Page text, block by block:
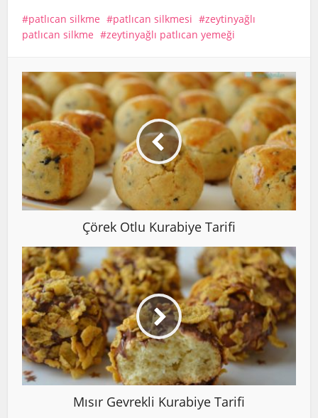
patlıcan silkme patlıcan silkmesi
zeytinyağlı
patlıcan silkme
zeytinyağlı patlıcan yemeği
Çörek Otlu Kurabiye Tarifi
Mısır Gevrekli Kurabiye Tarifi